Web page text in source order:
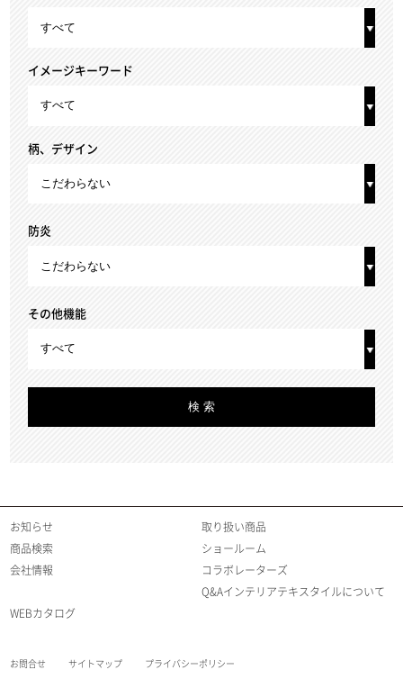
イメージキーワード
柄、デザイン
防炎
その他機能
お知らせ
商品検索
会社情報
取り扱い商品
ショールーム
コラボレーターズ
Q&Aインテリアテキスタイルについて
WEBカタログ
お問合せ サイトマップ プライバシーポリシー